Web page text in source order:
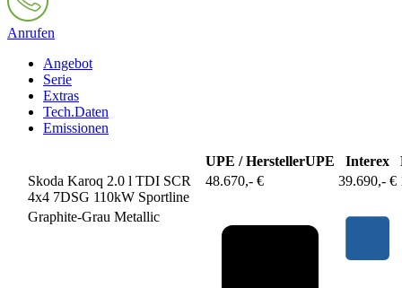
Anrufen
Angebot
Serie
Extras
Tech.Daten
Emissionen
UPE / HerstellerUPE Interex
Skoda Karoq 2.0 l TDI SCR
4x4 7DSG 110kW Sportline
48.670,- € 39.690,- €
Graphite-Grau Metallic